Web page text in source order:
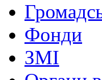
Фонди
ЗМІ